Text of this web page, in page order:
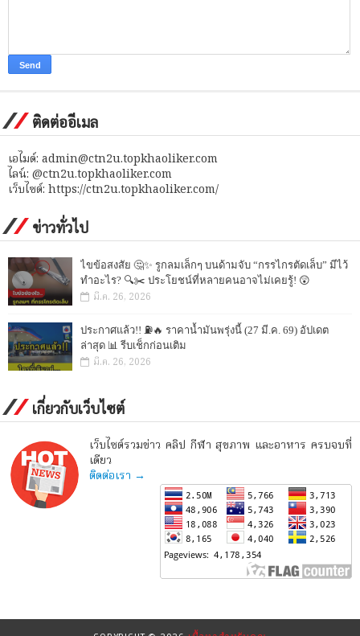
ติดต่ออีเมล
เอไมด์: admin@ctn2u.topkhaoliker.com
ไลน์: @ctn2u.topkhaoliker.com
เว็บไซต์: https://ctn2u.topkhaoliker.com/
ข่าวทั่วไป
ไขข้อสงสัย 🤔✨ รูกลมเล็กๆ บนด้ามจับ “กรรไกรตัดเล็บ” มีไว้
ทำอะไร? 🔍✂️ ประโยชน์ที่หลายคนอาจไม่เคยรู้! 😲
มี.ค. 26, 2026
ประกาศแล้ว!! ⛽🔥 ราคาน้ำมันพรุ่งนี้ (27 มี.ค. 69) อัปเดต
ล่าสุด 📊 รีบเช็กก่อนเติม
มี.ค. 26, 2026
เกี่ยวกับเว็บไซต์
เว็บไซต์รวมข่าว คลิป กีฬา สุขภาพ และอาหาร ครบจบที่
เดียว
ติดต่อเรา →